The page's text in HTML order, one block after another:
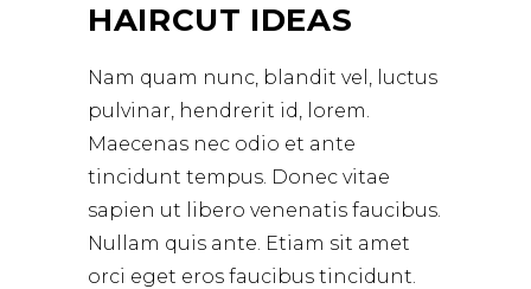
HAIRCUT IDEAS
Nam quam nunc, blandit vel, luctus
pulvinar, hendrerit id, lorem.
Maecenas nec odio et ante
tincidunt tempus. Donec vitae
sapien ut libero venenatis faucibus.
Nullam quis ante. Etiam sit amet
orci eget eros faucibus tincidunt.